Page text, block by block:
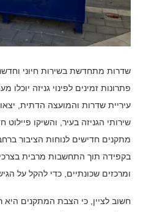
שדרות מתחדשת בשירות חיוני
פתרונות זמינים לפינוי גניזה יוכלו
עיריית שדרות והמועצה הדתית,
מתקנים חדישים לנוחות הציבור
בקפידה תוך התחשבות מרבית
ומרכזים שכונתיים, כדי להקל על
חשוב לציין, כי הצבת המתקנים היא